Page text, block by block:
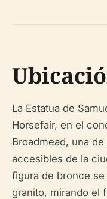
La Estatua de
Horsefair, en el
Broadmead, una
accesibles de la
figura de bronce
granito, mirando el